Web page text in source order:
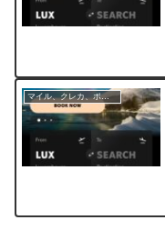
マイル、クレカ、ポイ活